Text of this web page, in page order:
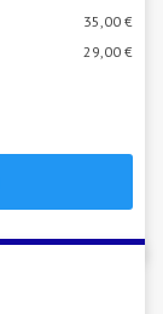
35,00 €
29,00 €